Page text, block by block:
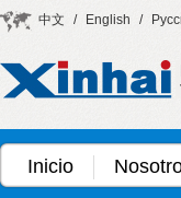
中文 / English /
Inicio